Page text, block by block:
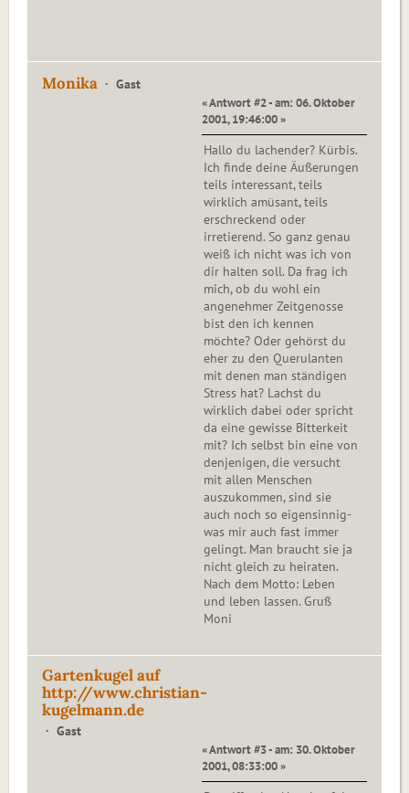
Monika Gast
« Antwort #2 - am: 06. Oktober
2001, 19:46:00 »
Hallo du lachender? Kürbis.
Ich finde deine Äußerungen
teils interessant, teils
wirklich amüsant, teils
erschreckend oder
irretierend. So ganz genau
weiß ich nicht was ich von
dir halten soll. Da frag ich
mich, ob du wohl ein
angenehmer Zeitgenosse
bist den ich kennen
möchte? Oder gehörst du
eher zu den Querulanten
mit denen man ständigen
Stress hat? Lachst du
wirklich dabei oder spricht
da eine gewisse Bitterkeit
mit? Ich selbst bin eine von
denjenigen, die versucht
mit allen Menschen
auszukommen, sind sie
auch noch so eigensinnig-
was mir auch fast immer
gelingt. Man braucht sie ja
nicht gleich zu heiraten.
Nach dem Motto: Leben
und leben lassen. Gruß
Moni
Gartenkugel auf
http://www.christian-
kugelmann.de
Gast
« Antwort #3 - am: 30. Oktober
2001, 08:33:00 »